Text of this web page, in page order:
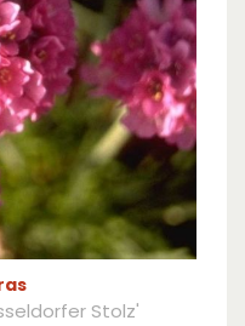
Stolz'